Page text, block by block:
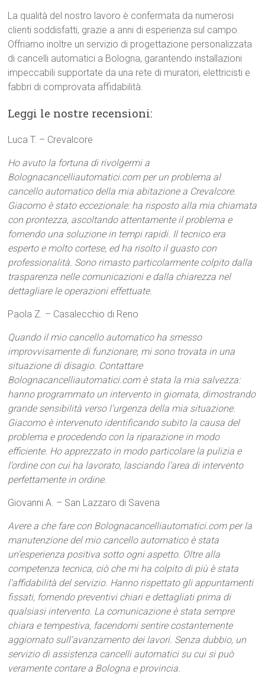
La qualità del nostro lavoro è confermata da numerosi
clienti soddisfatti, grazie a anni di esperienza sul campo.
Offriamo inoltre un servizio di progettazione personalizzata
di cancelli automatici a Bologna, garantendo installazioni
impeccabili supportate da una rete di muratori, elettricisti e
fabbri di comprovata affidabilità.
Leggi le nostre recensioni:
Luca T. – Crevalcore
Ho avuto la fortuna di rivolgermi a
Bolognacancelliautomatici.com per un problema al
cancello automatico della mia abitazione a Crevalcore.
Giacomo è stato eccezionale: ha risposto alla mia chiamata
con prontezza, ascoltando attentamente il problema e
fornendo una soluzione in tempi rapidi. Il tecnico era
esperto e molto cortese, ed ha risolto il guasto con
professionalità. Sono rimasto particolarmente colpito dalla
trasparenza nelle comunicazioni e dalla chiarezza nel
dettagliare le operazioni effettuate.
Paola Z. – Casalecchio di Reno
Quando il mio cancello automatico ha smesso
improvvisamente di funzionare, mi sono trovata in una
situazione di disagio. Contattare
Bolognacancelliautomatici.com è stata la mia salvezza:
hanno programmato un intervento in giornata, dimostrando
grande sensibilità verso l’urgenza della mia situazione.
Giacomo è intervenuto identificando subito la causa del
problema e procedendo con la riparazione in modo
efficiente. Ho apprezzato in modo particolare la pulizia e
l’ordine con cui ha lavorato, lasciando l’area di intervento
perfettamente in ordine.
Giovanni A. – San Lazzaro di Savena
Avere a che fare con Bolognacancelliautomatici.com per la
manutenzione del mio cancello automatico è stata
un’esperienza positiva sotto ogni aspetto. Oltre alla
competenza tecnica, ciò che mi ha colpito di più è stata
l’affidabilità del servizio. Hanno rispettato gli appuntamenti
fissati, fornendo preventivi chiari e dettagliati prima di
qualsiasi intervento. La comunicazione è stata sempre
chiara e tempestiva, facendomi sentire costantemente
aggiornato sull’avanzamento dei lavori. Senza dubbio, un
servizio di assistenza cancelli automatici su cui si può
veramente contare a Bologna e provincia.